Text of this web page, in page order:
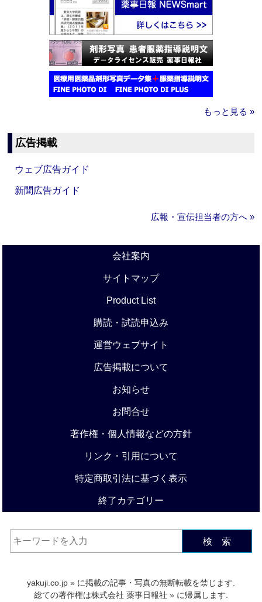
もっと見る »
広告掲載
ウェブ広告ガイド
新聞広告ガイド
広報・宣伝担当者の方へ »
会社案内
サイトマップ
Product List
購読・試読申込み
運営ウェブサイト
広告掲載について
お知らせ
お問合せ
著作権・個人情報などの方針
リンク・引用について
特定商取引法に基づく表示
終了カテゴリー
検 索
yakuji.co.jp » に掲載の記事・写真の無断転載を禁じます.
総ての著作権は株式会社 薬事日報社 » に帰属します.